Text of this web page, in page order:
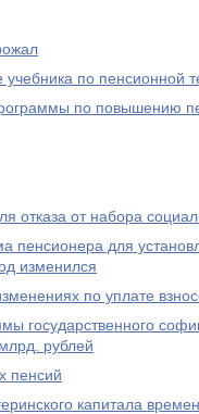
по пенсионной
по повышению
отказа от набора
пенсионера для
изменился
по уплате
государственного
рублей
пенсий
капитала